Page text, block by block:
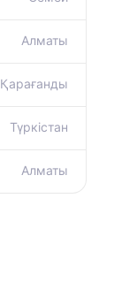
Алматы
Қарағанды
Түркістан
Алматы